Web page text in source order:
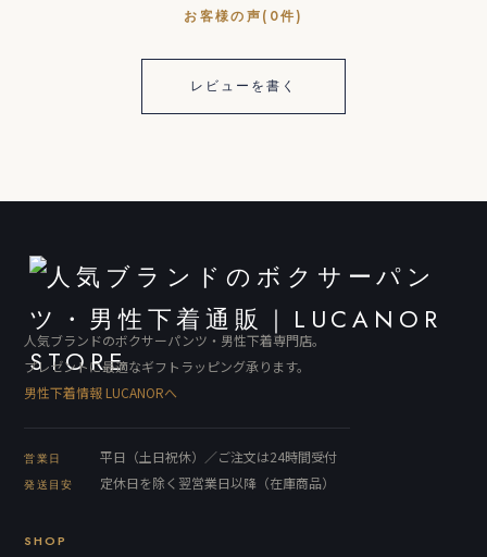
お客様の声(0件)
レビューを書く
人気ブランドのボクサーパンツ・男性下着専門店。
プレゼントに最適なギフトラッピング承ります。
男性下着情報 LUCANORへ
営業日 平日（土日祝休）／ご注文は24時間受付
発送目安 定休日を除く翌営業日以降（在庫商品）
SHOP